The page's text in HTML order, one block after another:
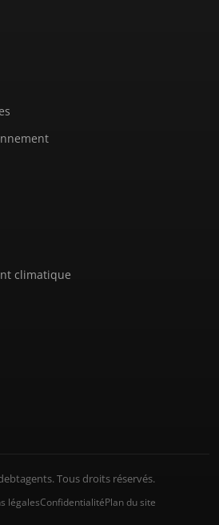
climatique
Tous droits réservés.
légalesConfidentialitéPlan du site